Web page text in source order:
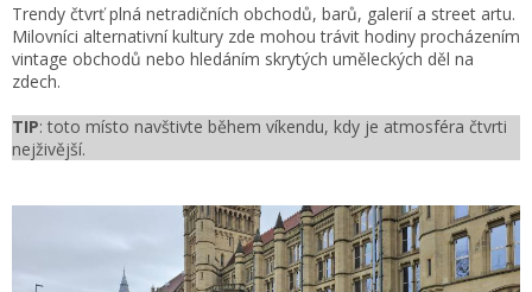
Trendy čtvrť plná netradičních obchodů, barů, galerií a street artu.
Milovníci alternativní kultury zde mohou trávit hodiny procházením
vintage obchodů nebo hledáním skrytých uměleckých děl na
zdech.
TIP: toto místo navštivte během víkendu, kdy je atmosféra čtvrti
nejživější.